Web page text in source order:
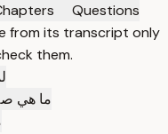
Questions
from its transcript only
them.
ما هي